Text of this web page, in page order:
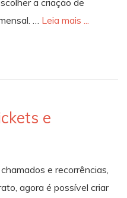
a criação de
… Leia mais ...
e
e recorrências,
agora é possível criar